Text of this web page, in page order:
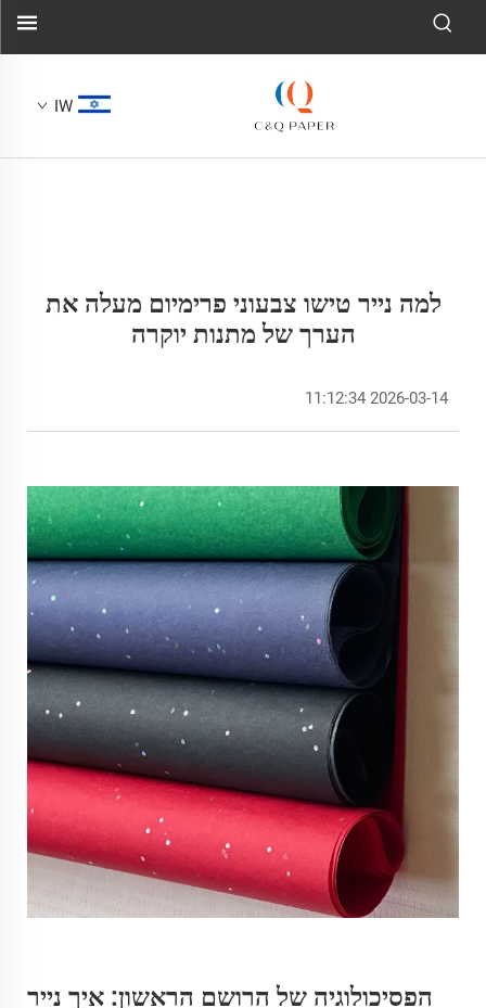
IW
למה נייר טישו צבעוני פרימיום מעלה את
הערך של מתנות יוקרה
2026-03-14 11:12:34
הפסיכולוגיה של הרושם הראשון: איך נייר